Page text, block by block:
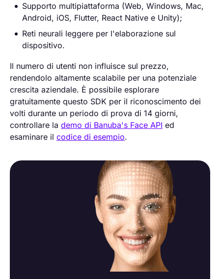
Supporto multipiattaforma (Web, Windows, Mac,
Android, iOS, Flutter, React Native e Unity);
Reti neurali leggere per l'elaborazione sul
dispositivo.
Il numero di utenti non influisce sul prezzo,
rendendolo altamente scalabile per una potenziale
crescita aziendale. È possibile esplorare
gratuitamente questo SDK per il riconoscimento dei
volti durante un periodo di prova di 14 giorni,
controllare la demo di Banuba's Face API ed
esaminare il codice di esempio.